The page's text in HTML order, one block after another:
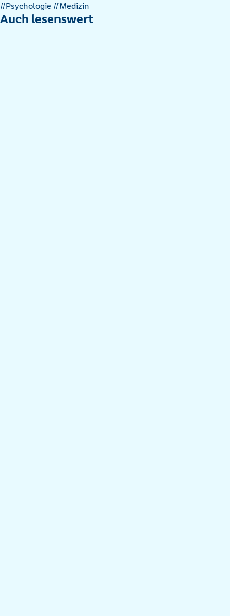
Artikel
nach
#Psychologie #Medizin
Auch lesenswert